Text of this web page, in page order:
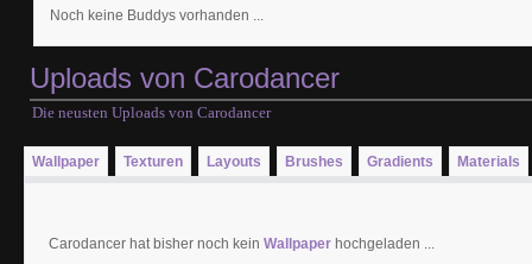
Noch keine Buddys vorhanden ...
Uploads von Carodancer
Die neusten Uploads von Carodancer
Wallpaper Texturen Layouts Brushes Gradients Materials
Carodancer hat bisher noch kein Wallpaper hochgeladen ...